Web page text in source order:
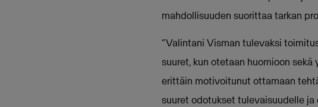
mahdollisuuden suorittaa tarkan
“Valintani Visman tulevaksi
suuret, kun otetaan huomioon
erittäin motivoitunut ottamaan
suuret odotukset tulevaisuudelle